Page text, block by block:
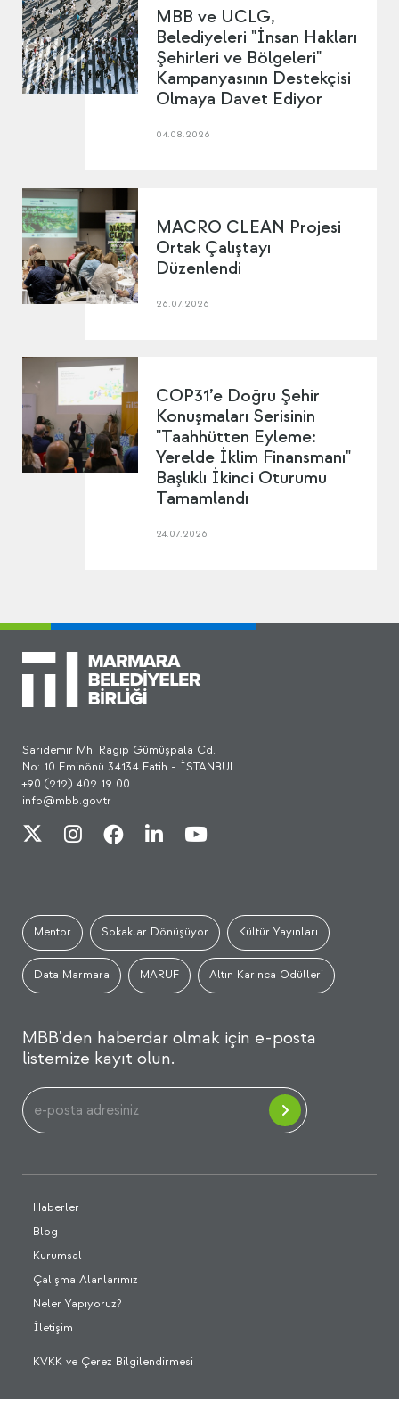
MBB ve UCLG,
Belediyeleri "İnsan Hakları
Şehirleri ve Bölgeleri"
Kampanyasının Destekçisi
Olmaya Davet Ediyor
04.08.2026
MACRO CLEAN Projesi
Ortak Çalıştayı
Düzenlendi
26.07.2026
COP31’e Doğru Şehir
Konuşmaları Serisinin
"Taahhütten Eyleme:
Yerelde İklim Finansmanı"
Başlıklı İkinci Oturumu
Tamamlandı
24.07.2026
Sarıdemir Mh. Ragıp Gümüşpala Cd.
No: 10 Eminönü 34134 Fatih - İSTANBUL
+90 (212) 402 19 00
info@mbb.gov.tr
Mentor Sokaklar Dönüşüyor Kültür Yayınları
Data Marmara MARUF Altın Karınca Ödülleri
MBB'den haberdar olmak için e-posta
listemize kayıt olun.
Haberler
Blog
Kurumsal
Çalışma Alanlarımız
Neler Yapıyoruz?
İletişim
KVKK ve Çerez Bilgilendirmesi